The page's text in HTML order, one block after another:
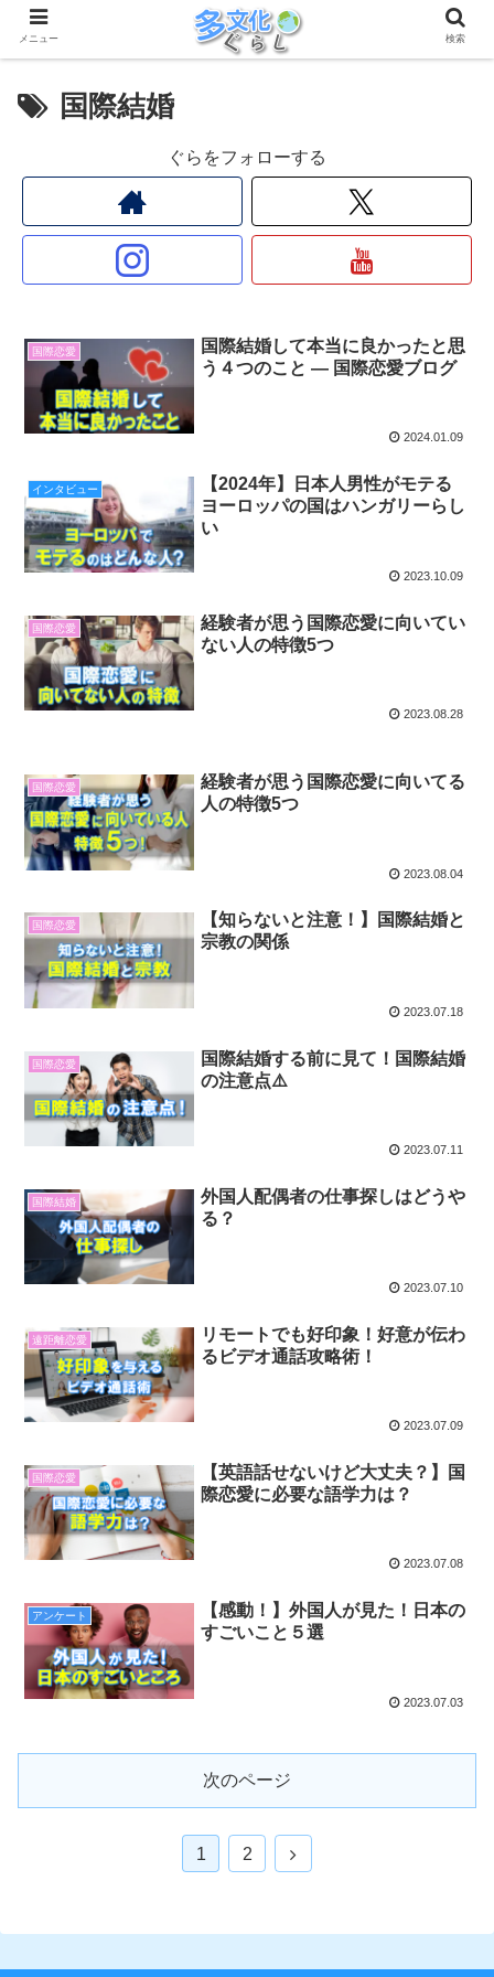
国際結婚
ぐらをフォローする
国際恋愛
国際結婚して本当に良かったと思
う４つのこと ― 国際恋愛ブログ
2024.01.09
インタビュー
【2024年】日本人男性がモテる
ヨーロッパの国はハンガリーらし
い
2023.10.09
国際恋愛
経験者が思う国際恋愛に向いてい
ない人の特徴5つ
2023.08.28
国際恋愛
経験者が思う国際恋愛に向いてる
人の特徴5つ
2023.08.04
国際恋愛
【知らないと注意！】国際結婚と
宗教の関係
2023.07.18
国際恋愛
国際結婚する前に見て！国際結婚
の注意点⚠️
2023.07.11
国際結婚
外国人配偶者の仕事探しはどうや
る？
2023.07.10
遠距離恋愛
リモートでも好印象！好意が伝わ
るビデオ通話攻略術！
2023.07.09
国際恋愛
【英語話せないけど大丈夫？】国
際恋愛に必要な語学力は？
2023.07.08
アンケート
【感動！】外国人が見た！日本の
すごいこと５選
2023.07.03
次のページ
1 2
次
メニュー 検索